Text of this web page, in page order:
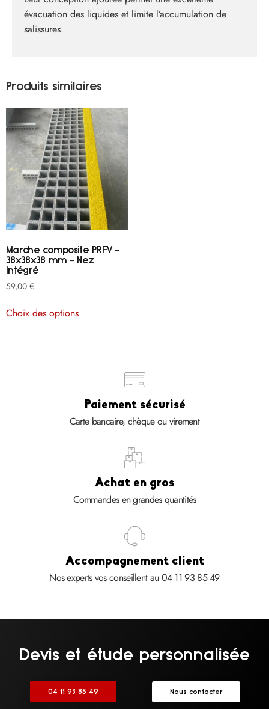
évacuation des liquides et limite l’accumulation de
salissures.
Produits similaires
Marche composite PRFV –
38x38x38 mm – Nez
intégré
59,00 €
Choix des options
Paiement sécurisé
Carte bancaire, chèque ou virement
Achat en gros​
Commandes en grandes quantités
Accompagnement client
Nos experts vos conseillent au 04 11 93 85 49
Devis et étude personnalisée
04 11 93 85 49 Nous contacter